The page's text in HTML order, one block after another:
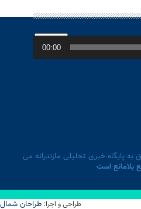
00:00
پایگاه خبری تحلیلی مازندرانه می
بلامانع است
طراحی و اجرا: طراحان شمال